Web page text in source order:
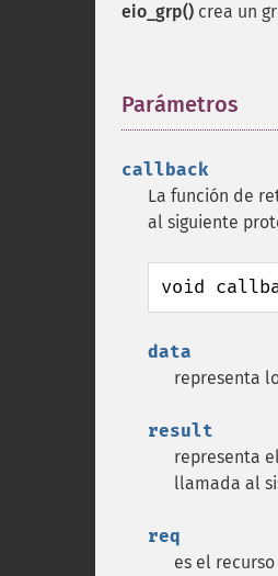
eio_grp() crea un
Parámetros
callback
La función de
al siguiente
void
data
representa
result
representa
llamada al
req
es el